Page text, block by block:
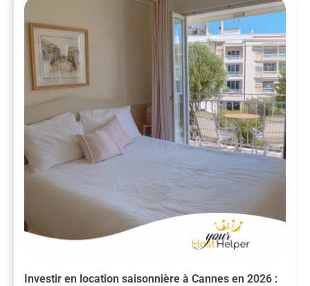
Investir en location saisonnière à Cannes en 2026 :